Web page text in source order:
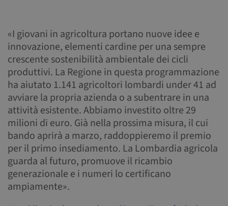
«I giovani in agricoltura portano nuove idee e
innovazione, elementi cardine per una sempre
crescente sostenibilità ambientale dei cicli
produttivi. La Regione in questa programmazione
ha aiutato 1.141 agricoltori lombardi under 41 ad
avviare la propria azienda o a subentrare in una
attività esistente. Abbiamo investito oltre 29
milioni di euro. Già nella prossima misura, il cui
bando aprirà a marzo, raddoppieremo il premio
per il primo insediamento. La Lombardia agricola
guarda al futuro, promuove il ricambio
generazionale e i numeri lo certificano
ampiamente».